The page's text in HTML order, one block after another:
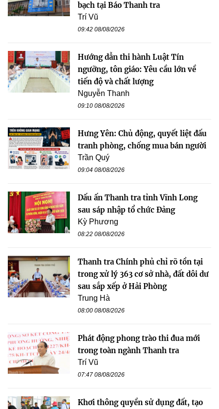
bạch tại Báo Thanh tra
Trí Vũ
09:42 08/08/2026
Hướng dẫn thi hành Luật Tín
ngưỡng, tôn giáo: Yêu cầu lớn về
tiến độ và chất lượng
Nguyễn Thanh
09:10 08/08/2026
Hưng Yên: Chủ động, quyết liệt đấu
tranh phòng, chống mua bán người
Trần Quý
09:04 08/08/2026
Dấu ấn Thanh tra tỉnh Vĩnh Long
sau sáp nhập tổ chức Đảng
Kỳ Phương
08:22 08/08/2026
Thanh tra Chính phủ chỉ rõ tồn tại
trong xử lý 363 cơ sở nhà, đất dôi dư
sau sắp xếp ở Hải Phòng
Trung Hà
08:00 08/08/2026
Phát động phong trào thi đua mới
trong toàn ngành Thanh tra
Trí Vũ
07:47 08/08/2026
Khơi thông quyền sử dụng đất, tạo